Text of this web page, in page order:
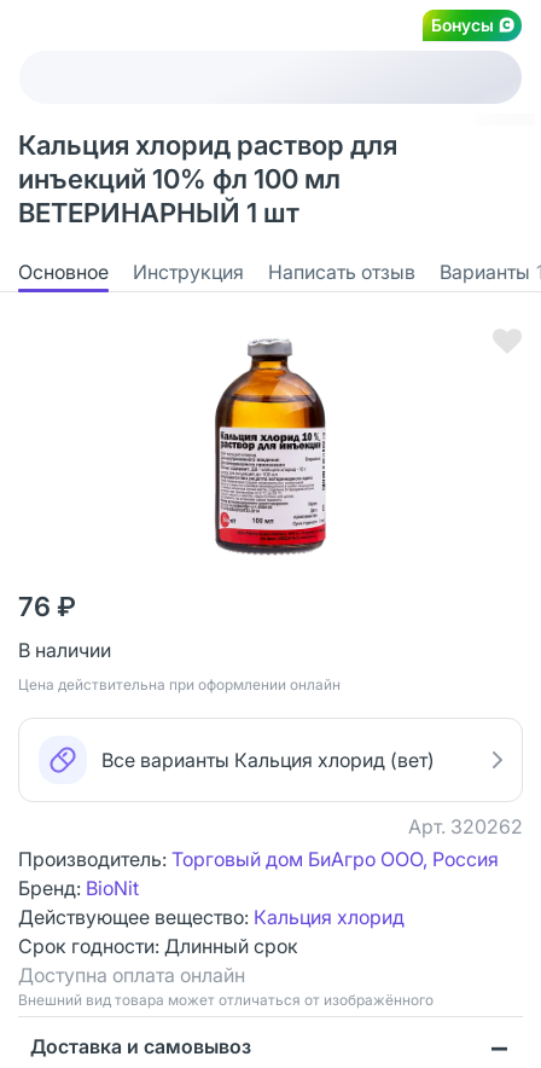
Бонусы
Кальция хлорид раствор для
инъекций 10% фл 100 мл
ВЕТЕРИНАРНЫЙ 1 шт
Основное Инструкция Написать отзыв Варианты
76 ₽
В наличии
Цена действительна при оформлении онлайн
Все варианты Кальция хлорид (вет)
Арт. 320262
Производитель: Торговый дом БиАгро ООО, Россия
Бренд: BioNit
Действующее вещество: Кальция хлорид
Срок годности: Длинный срок
Доступна оплата онлайн
Bнешний вид товара может отличаться от изображённого
Доставка и самовывоз